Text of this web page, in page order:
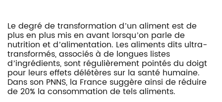
Le degré de transformation d’un aliment est de
plus en plus mis en avant lorsqu’on parle de
nutrition et d’alimentation. Les aliments dits ultra-
transformés, associés à de longues listes
d’ingrédients, sont régulièrement pointés du doigt
pour leurs effets délétères sur la santé humaine.
Dans son PNNS, la France suggère ainsi de réduire
de 20% la consommation de tels aliments.